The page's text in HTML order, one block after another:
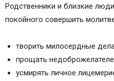
Родственники и близкие
покойного совершить
творить милосердные
прощать
усмирять личное